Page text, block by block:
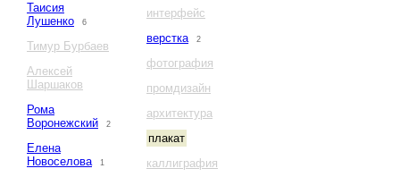
Таисия
Лушенко
6
Тимур Бурбаев
Алексей
Шаршаков
Рома
Воронежский
2
Елена
Новоселова
1
интерфейс
верстка
2
фотография
промдизайн
архитектура
плакат
каллиграфия